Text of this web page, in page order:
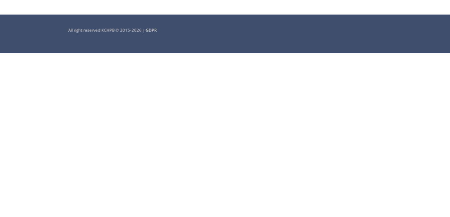
All right reserved KCHPB © 2015-2026 | GDPR